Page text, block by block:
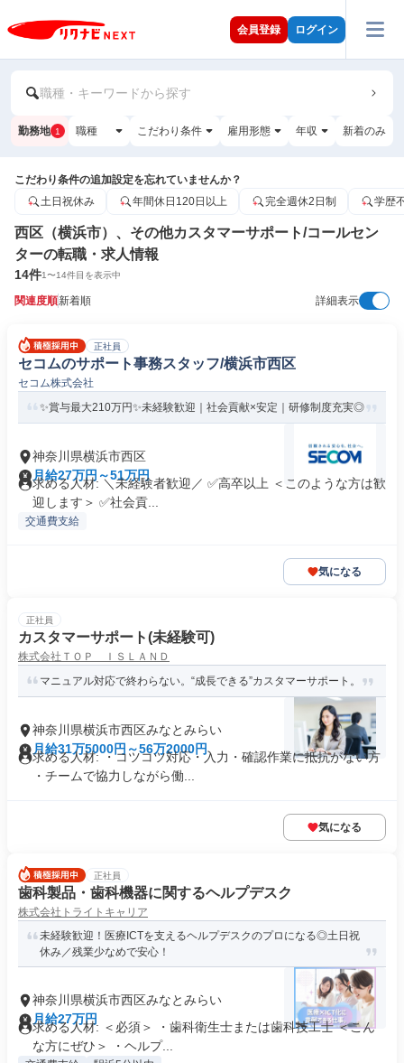
会員登録 ログイン
職種・キーワードから探す
勤務地 1 職種 こだわり条件 雇用形態 年収 新着のみ
こだわり条件の追加設定を忘れていませんか？
土日祝休み
年間休日120日以上 完全週休2日制 学歴
西区（横浜市）、その他カスタマーサポート/コールセン
ターの転職・求人情報
14件1〜14件目を表示中
関連度順新着順 詳細表示
正社員
セコムのサポート事務スタッフ/横浜市⻄区
セコム株式会社
✨賞与最大210万円✨未経験歓迎｜社会貢献×安定｜研修制度充実◎
神奈川県横浜市西区
月給27万円～51万円
求める人材: ＼未経験者歓迎／ ✅高卒以上 ＜このような方は歓
迎します＞ ✅社会貢...
交通費支給
気になる
正社員
カスタマーサポート(未経験可)
株式会社ＴＯＰ ＩＳＬＡＮＤ
マニュアル対応で終わらない。“成長できる”カスタマーサポート。
神奈川県横浜市西区みなとみらい
月給31万5000円～56万2000円
求める人材: ・コツコツ対応・入力・確認作業に抵抗がない方
・チームで協力しながら働...
気になる
正社員
歯科製品・歯科機器に関するヘルプデスク
株式会社トライトキャリア
未経験歓迎！医療ICTを支えるヘルプデスクのプロになる◎土日祝
休み／残業少なめで安心！
神奈川県横浜市西区みなとみらい
月給27万円
求める人材: ＜必須＞ ・歯科衛生士または歯科技工士 ＜こん
な方にぜひ＞ ・ヘルプ...